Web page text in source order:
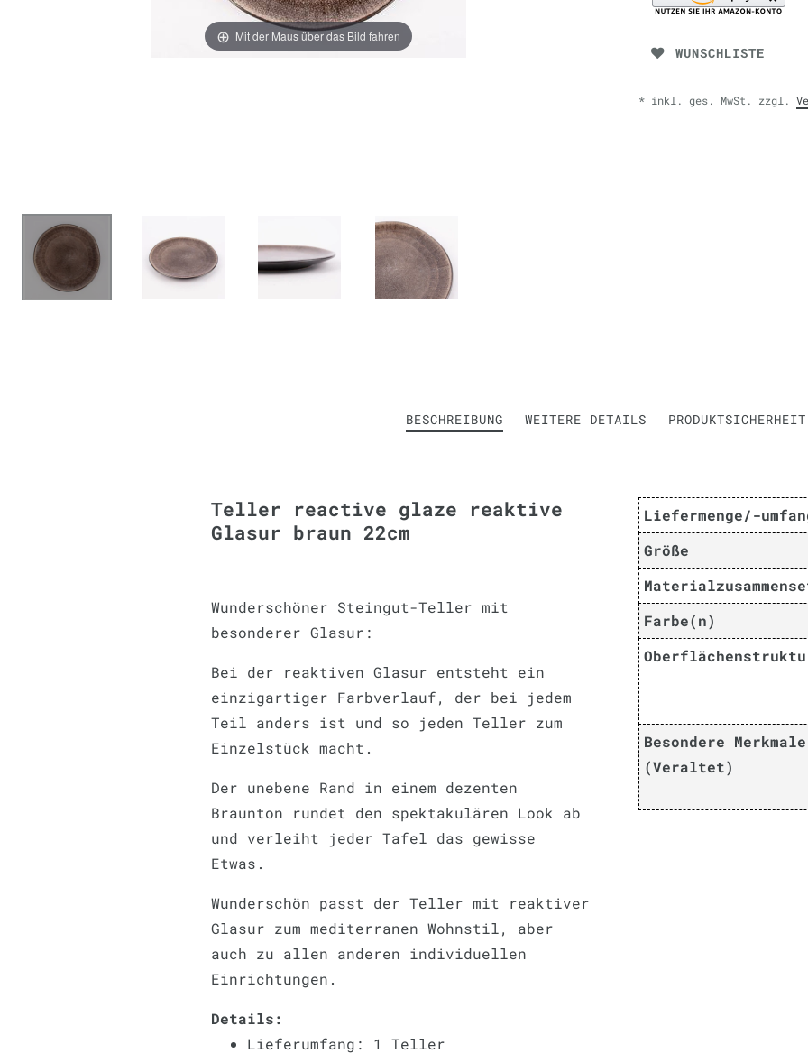
Mit der Maus über das Bild fahren
WUNSCHLISTE
* inkl. ges. MwSt. zzgl.
BESCHREIBUNG WEITERE DETAILS PRODUKTSICHERHEIT
Teller reactive glaze reaktive
Glasur braun 22cm
Wunderschöner Steingut-Teller mit
besonderer Glasur:
Bei der reaktiven Glasur entsteht ein
einzigartiger Farbverlauf, der bei jedem
Teil anders ist und so jeden Teller zum
Einzelstück macht.
Der unebene Rand in einem dezenten
Braunton rundet den spektakulären Look ab
und verleiht jeder Tafel das gewisse
Etwas.
Wunderschön passt der Teller mit reaktiver
Glasur zum mediterranen Wohnstil, aber
auch zu allen anderen individuellen
Einrichtungen.
Details:
Lieferumfang: 1 Teller
Liefermenge/-
Größe
Farbe(n)
Besondere Merkmale
(Veraltet)